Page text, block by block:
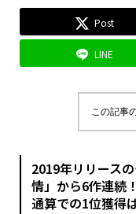
Post
LINE
この記事
2019年リリース
情」から6作連続！
通算での1位獲得